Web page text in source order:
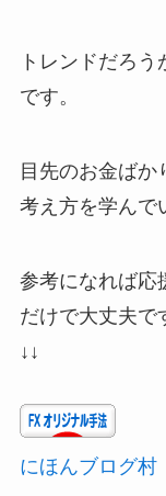
トレンドだろ
です。
目先のお金ばか
考え方を学んで
参考になれば応
だけで大丈夫で
↓↓
にほんブログ村